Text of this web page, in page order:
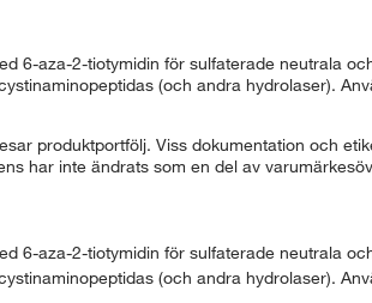
6-aza-2-tiotymidin för sulfaterade neutrala
(och andra hydrolaser).
produktportfölj. Viss dokumentation och
har inte ändrats som en del av
6-aza-2-tiotymidin för sulfaterade neutrala
(och andra hydrolaser).